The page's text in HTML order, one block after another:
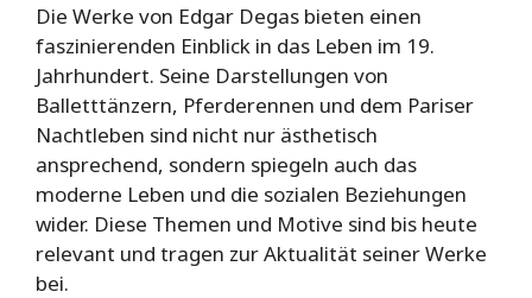
Die Werke von Edgar Degas bieten einen
faszinierenden Einblick in das Leben im 19.
Jahrhundert. Seine Darstellungen von
Balletttänzern, Pferderennen und dem Pariser
Nachtleben sind nicht nur ästhetisch
ansprechend, sondern spiegeln auch das
moderne Leben und die sozialen Beziehungen
wider. Diese Themen und Motive sind bis heute
relevant und tragen zur Aktualität seiner Werke
bei.